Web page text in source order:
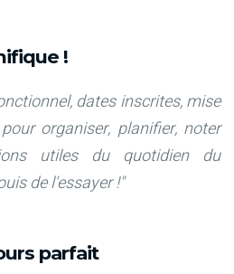
!
dates inscrites, mise
organiser, planifier, noter
utiles du quotidien du
de l'essayer !"
parfait